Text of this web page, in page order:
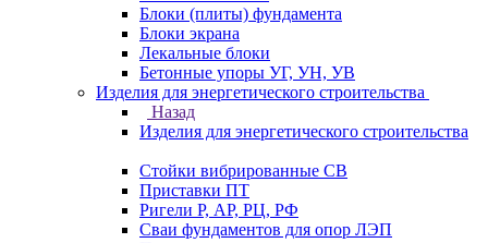
Блоки (плиты) фундамента
Блоки экрана
Лекальные блоки
Бетонные упоры УГ, УН, УВ
Изделия для энергетического строительства
Назад
Изделия для энергетического строительства
Стойки вибрированные СВ
Приставки ПТ
Ригели Р, АР, РЦ, РФ
Сваи фундаментов для опор ЛЭП